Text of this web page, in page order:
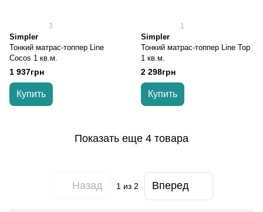
3
Simpler
Тонкий матрас-топпер Line
Cocos 1 кв.м.
1 937грн
Купить
1
Simpler
Тонкий матрас-топпер Line Top
1 кв.м.
2 298грн
Купить
Показать еще 4 товара
Назад 1 из 2 Вперед